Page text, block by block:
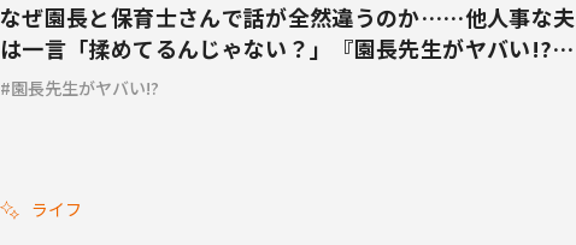
なぜ園長と保育士さんで話が全然違うのか……他人事な夫
は一言「揉めてるんじゃない？」『園長先生がヤバい!?
Vol.10』
園長先生がヤバい!?
ライフ